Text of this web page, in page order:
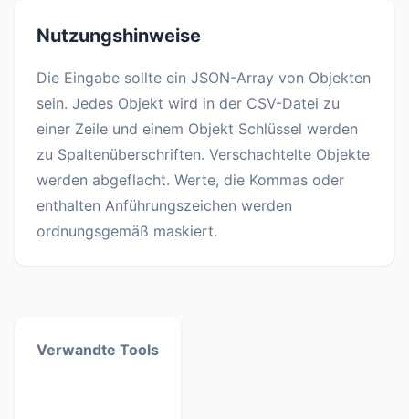
Nutzungshinweise
Die Eingabe sollte ein JSON-Array von Objekten
sein. Jedes Objekt wird in der CSV-Datei zu
einer Zeile und einem Objekt Schlüssel werden
zu Spaltenüberschriften. Verschachtelte Objekte
werden abgeflacht. Werte, die Kommas oder
enthalten Anführungszeichen werden
ordnungsgemäß maskiert.
Verwandte Tools